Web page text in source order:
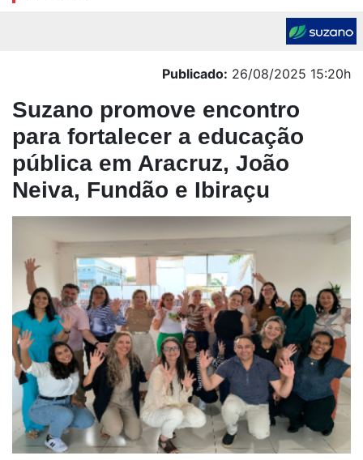
Publicado: 26/08/2025 15:20h
Suzano promove encontro
para fortalecer a educação
pública em Aracruz, João
Neiva, Fundão e Ibiraçu